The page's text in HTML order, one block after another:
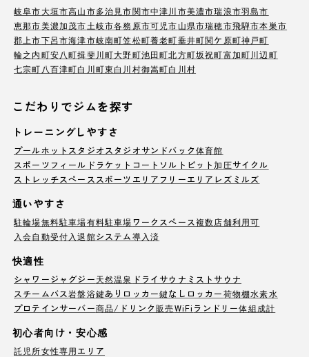
岐阜市大垣市高山市多治見市関市中津川市美濃市瑞浪市羽島市
恵那市美濃加茂市土岐市各務原市可児市山県市瑞穂市飛騨市本巣市
郡上市下呂市海津市岐南町笠松町養老町垂井町関ケ原町神戸町
輪之内町安八町揖斐川町大野町池田町北方町坂祝町富加町川辺町
七宗町 八百津町白川町東白川村御嵩町白川村
こだわりでジムを探す
トレーニングしやすさ
プールホットスタジオ スタジオサンドバック体育館
スポーツフィールド ラケットコート ソルトピット加圧サイクル
ストレッチスペース スポーツエリア フリーエリア レズミルズ
通いやすさ
駐輪場無料駐車場有料駐車場ワークスペース複数店舗利用可
入会自動受付 入退館システム導入済
快適性
シャワージャグジー天然温泉 ドライサウナ ミストサウナ
スチームバス岩盤浴鍵ありロッカー鍵なしロッカー荷物棚水素水
プロテインサーバー商品/ドリンク販売WiFi ランドリー体組成計
初心者向け・安心感
託児所女性専用エリア